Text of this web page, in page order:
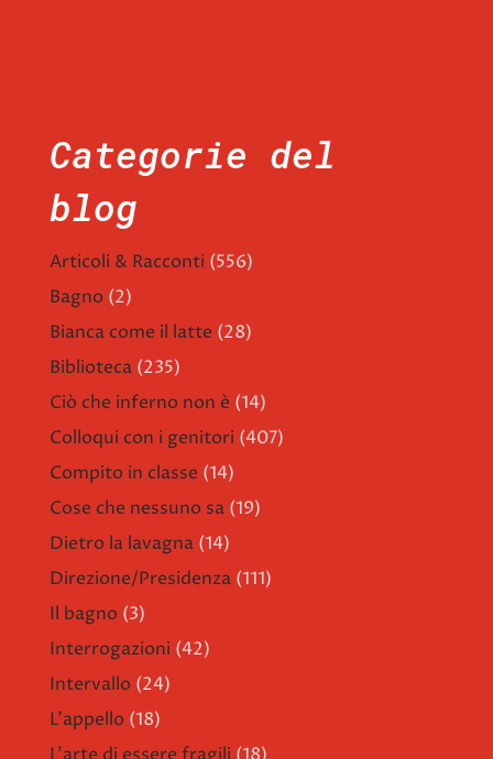
Categorie del
blog
Articoli & Racconti (556)
Bagno (2)
Bianca come il latte (28)
Biblioteca (235)
Ciò che inferno non è (14)
Colloqui con i genitori (407)
Compito in classe (14)
Cose che nessuno sa (19)
Dietro la lavagna (14)
Direzione/Presidenza (111)
Il bagno (3)
Interrogazioni (42)
Intervallo (24)
L'appello (18)